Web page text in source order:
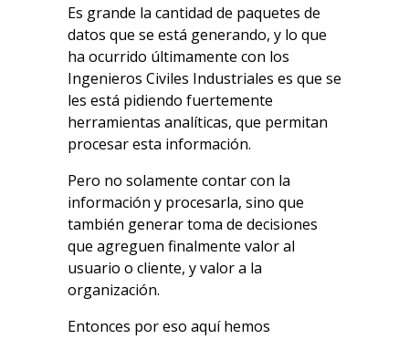
Es grande la cantidad de paquetes de
datos que se está generando, y lo que
ha ocurrido últimamente con los
Ingenieros Civiles Industriales es que se
les está pidiendo fuertemente
herramientas analíticas, que permitan
procesar esta información.
Pero no solamente contar con la
información y procesarla, sino que
también generar toma de decisiones
que agreguen finalmente valor al
usuario o cliente, y valor a la
organización.
Entonces por eso aquí hemos